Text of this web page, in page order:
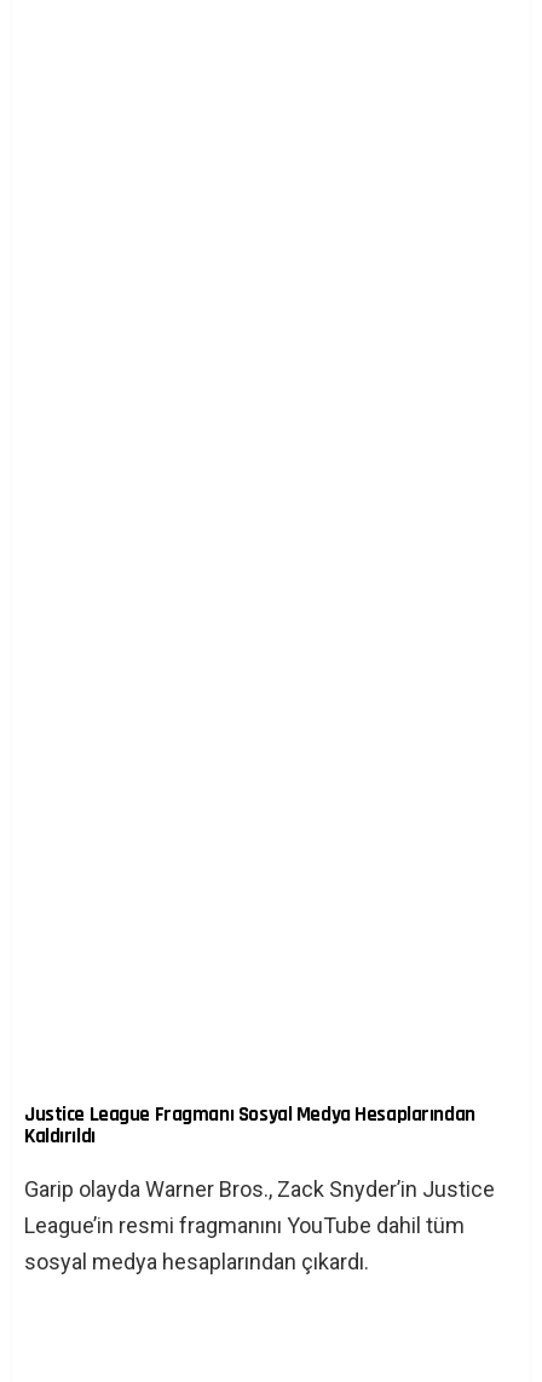
Justice League Fragmanı Sosyal Medya Hesaplarından
Kaldırıldı
Garip olayda Warner Bros., Zack Snyder’in Justice
League’in resmi fragmanını YouTube dahil tüm
sosyal medya hesaplarından çıkardı.